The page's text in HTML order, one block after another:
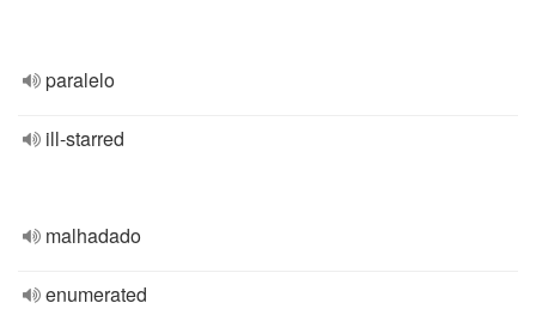
paralelo
ill-starred
malhadado
enumerated